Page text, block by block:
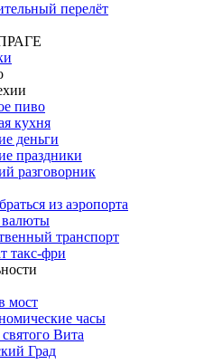
перелёт
пиво
кухня
деньги
праздники
разговорник
из аэропорта
транспорт
такс-фри
мост
часы
Вита
Град